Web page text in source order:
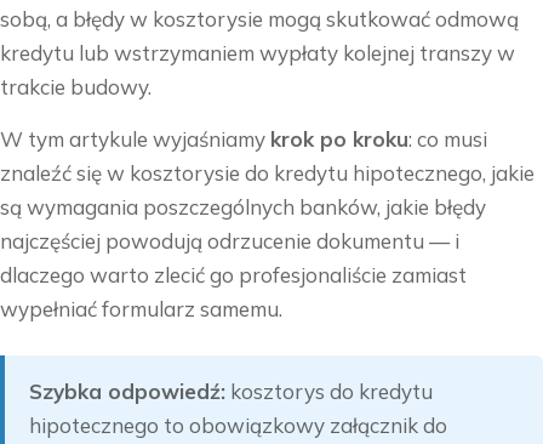
sobą, a błędy w kosztorysie mogą skutkować odmową
kredytu lub wstrzymaniem wypłaty kolejnej transzy w
trakcie budowy.
W tym artykule wyjaśniamy krok po kroku: co musi
znaleźć się w kosztorysie do kredytu hipotecznego, jakie
są wymagania poszczególnych banków, jakie błędy
najczęściej powodują odrzucenie dokumentu — i
dlaczego warto zlecić go profesjonaliście zamiast
wypełniać formularz samemu.
Szybka odpowiedź: kosztorys do kredytu
hipotecznego to obowiązkowy załącznik do